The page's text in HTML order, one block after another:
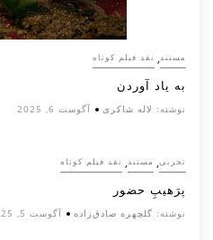
مستند, نقد فیلم کوتاه
به یاد آوردن
نوشته: لاله شاکری آگوست 6, 2025
تجربی, مستند, نقد فیلم کوتاه
پرَهیب‌ِ حضور
نوشته: گلچهره صادق‌زاده آگوست 5, 2025